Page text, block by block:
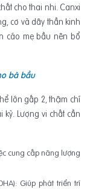
cho thai nhi. Canxi
cơ và dây thần kinh
cáo mẹ bầu nên bổ
bà bầu
lớn gấp 2, thậm chí
Lượng vi chất cần
cung cấp năng lượng
Giúp phát triển trí